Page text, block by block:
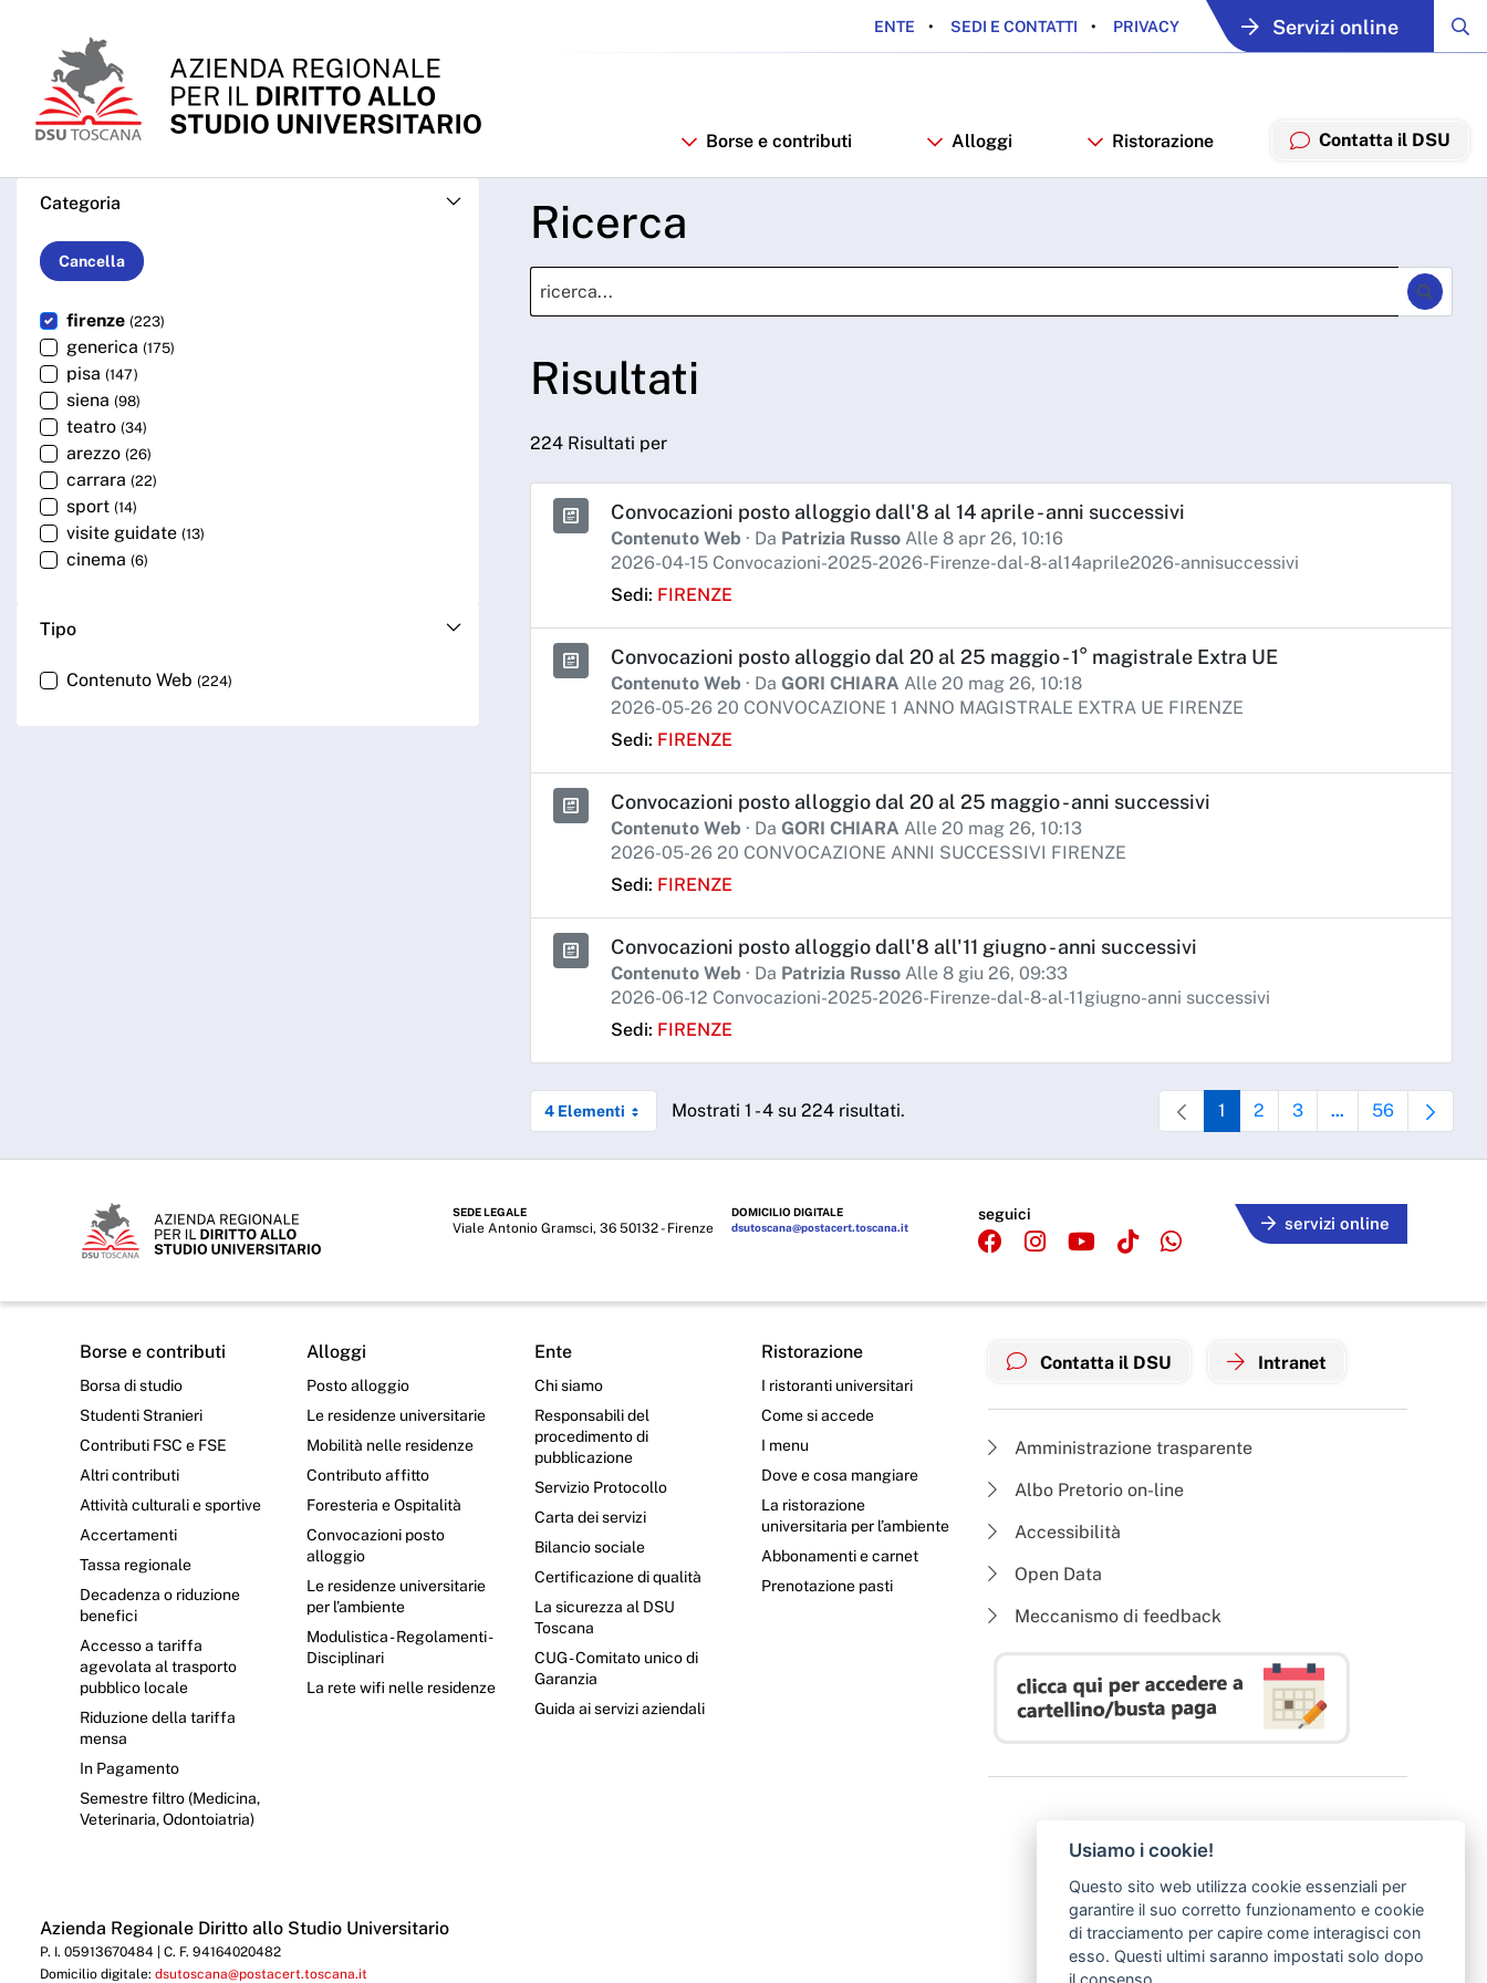
ENTE SEDI E CONTATTI PRIVACY Servizi online
Borse e contributi Alloggi Ristorazione Contatta il DSU
Cerca - ARDSU
Categoria
Cancella
firenze (223)
generica (175)
pisa (147)
siena (98)
teatro (34)
arezzo (26)
carrara (22)
sport (14)
visite guidate (13)
cinema (6)
Tipo
Contenuto Web (224)
Ricerca
Risultati
224 Risultati per
Convocazioni posto alloggio dall'8 al 14 aprile - anni successivi
Contenuto Web · Da Patrizia Russo Alle 8 apr 26, 10:16
2026-04-15 Convocazioni-2025-2026-Firenze-dal-8-al14aprile2026-annisuccessivi
Sedi: FIRENZE
Convocazioni posto alloggio dal 20 al 25 maggio - 1° magistrale Extra UE
Contenuto Web · Da GORI CHIARA Alle 20 mag 26, 10:18
2026-05-26 20 CONVOCAZIONE 1 ANNO MAGISTRALE EXTRA UE FIRENZE
Sedi: FIRENZE
Convocazioni posto alloggio dal 20 al 25 maggio - anni successivi
Contenuto Web · Da GORI CHIARA Alle 20 mag 26, 10:13
2026-05-26 20 CONVOCAZIONE ANNI SUCCESSIVI FIRENZE
Sedi: FIRENZE
Convocazioni posto alloggio dall'8 all'11 giugno - anni successivi
Contenuto Web · Da Patrizia Russo Alle 8 giu 26, 09:33
2026-06-12 Convocazioni-2025-2026-Firenze-dal-8-al-11giugno-anni successivi
Sedi: FIRENZE
4 Elementi Mostrati 1 - 4 su 224 risultati. Pagina
1 Pagina
2 Pagina
3 ...Pagine intermedie
Pagina
56
SEDE LEGALE
Viale Antonio Gramsci, 36 50132 - Firenze
DOMICILIO DIGITALE
dsutoscana@postacert.toscana.it
seguici
servizi online
Borse e contributi
Borsa di studio
Studenti Stranieri
Contributi FSC e FSE
Altri contributi
Attività culturali e sportive
Accertamenti
Tassa regionale
Decadenza o riduzione
benefici
Accesso a tariffa
agevolata al trasporto
pubblico locale
Riduzione della tariffa
mensa
In Pagamento
Semestre filtro (Medicina,
Veterinaria, Odontoiatria)
Alloggi
Posto alloggio
Le residenze universitarie
Mobilità nelle residenze
Contributo affitto
Foresteria e Ospitalità
Convocazioni posto
alloggio
Le residenze universitarie
per l’ambiente
Modulistica - Regolamenti -
Disciplinari
La rete wifi nelle residenze
Ente
Chi siamo
Responsabili del
procedimento di
pubblicazione
Servizio Protocollo
Carta dei servizi
Bilancio sociale
Certificazione di qualità
La sicurezza al DSU
Toscana
CUG - Comitato unico di
Garanzia
Guida ai servizi aziendali
Ristorazione
I ristoranti universitari
Come si accede
I menu
Dove e cosa mangiare
La ristorazione
universitaria per l’ambiente
Abbonamenti e carnet
Prenotazione pasti
Contatta il DSU Intranet
Amministrazione trasparente
Albo Pretorio on-line
Accessibilità
Open Data
Meccanismo di feedback
Azienda Regionale Diritto allo Studio Universitario
P. I. 05913670484 | C. F. 94164020482
Domicilio digitale: dsutoscana@postacert.toscana.it
Usiamo i cookie!
Questo sito web utilizza cookie essenziali per
garantire il suo corretto funzionamento e cookie
di tracciamento per capire come interagisci con
esso. Questi ultimi saranno impostati solo dopo